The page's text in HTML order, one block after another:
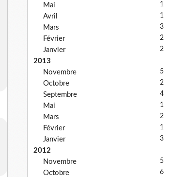
Mai 1
Avril 1
Mars 3
Février 2
Janvier 2
2013
Novembre
5
Octobre 2
Septembre 4
Mai 1
Mars 2
Février 1
Janvier 3
2012
Novembre
5
Octobre 6